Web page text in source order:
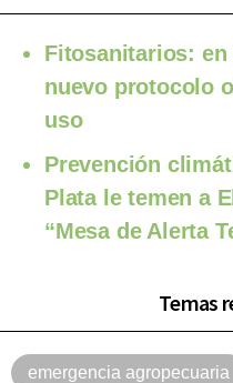
Fitosanitarios: en
nuevo protocolo
uso
Prevención
Plata le temen a
“Mesa de Alerta
Temas
emergencia agropecuaria